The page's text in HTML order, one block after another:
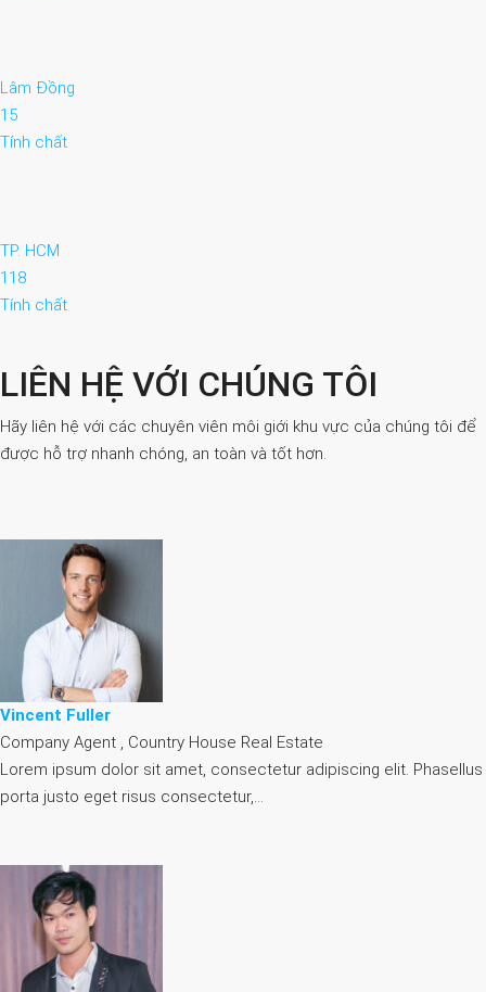
Lâm Đồng
15
Tính chất
TP. HCM
118
Tính chất
LIÊN HỆ VỚI CHÚNG TÔI
Hãy liên hệ với các chuyên viên môi giới khu vực của chúng tôi để
được hỗ trợ nhanh chóng, an toàn và tốt hơn.
Vincent Fuller
Company Agent , Country House Real Estate
Lorem ipsum dolor sit amet, consectetur adipiscing elit. Phasellus
porta justo eget risus consectetur,…